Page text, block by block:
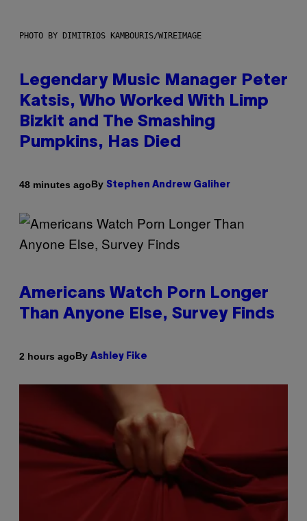
PHOTO BY DIMITRIOS KAMBOURIS/WIREIMAGE
Legendary Music Manager Peter
Katsis, Who Worked With Limp
Bizkit and The Smashing
Pumpkins, Has Died
48 minutes agoBy Stephen Andrew Galiher
Americans Watch Porn Longer
Than Anyone Else, Survey Finds
2 hours agoBy Ashley Fike